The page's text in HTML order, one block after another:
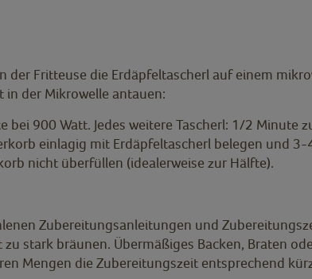
der Fritteuse die Erdäpfeltascherl auf einem
in der Mikrowelle antauen:
bei 900 Watt. Jedes weitere Tascherl: 1/2 Minute
einlagig mit Erdäpfeltascherl belegen und
nicht überfüllen (idealerweise zur Hälfte).
Zubereitungsanleitungen und
stark bräunen. Übermäßiges Backen, Braten
Mengen die Zubereitungszeit entsprechend